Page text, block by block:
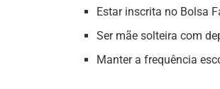
Estar inscrita no Bolsa
Ser mãe solteira com
Manter a frequência